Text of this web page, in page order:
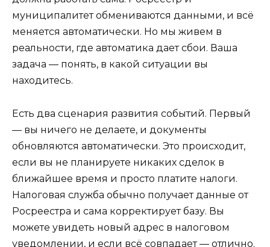
муниципалитет обмениваются данными, и всё
меняется автоматически. Но мы живем в
реальности, где автоматика дает сбои. Ваша
задача — понять, в какой ситуации вы
находитесь.
Есть два сценария развития событий. Первый
— вы ничего не делаете, и документы
обновляются автоматически. Это происходит,
если вы не планируете никаких сделок в
ближайшее время и просто платите налоги.
Налоговая служба обычно получает данные от
Росреестра и сама корректирует базу. Вы
можете увидеть новый адрес в налоговом
уведомлении, и если всё совпадает — отлично.